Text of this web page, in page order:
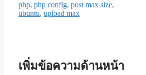
php, php config, post max size,
ubuntu, upload max
เพิ่มข้อความด้านหน้า